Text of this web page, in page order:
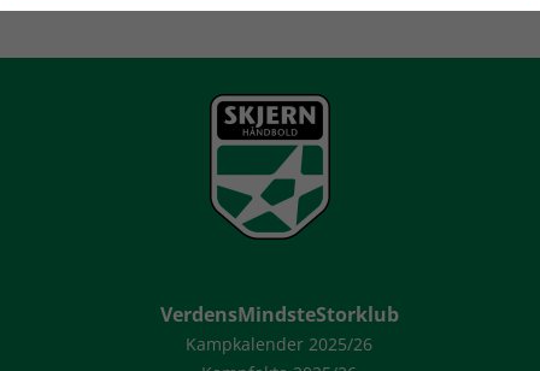
VerdensMindsteStorklub
Kampkalender 2025/26